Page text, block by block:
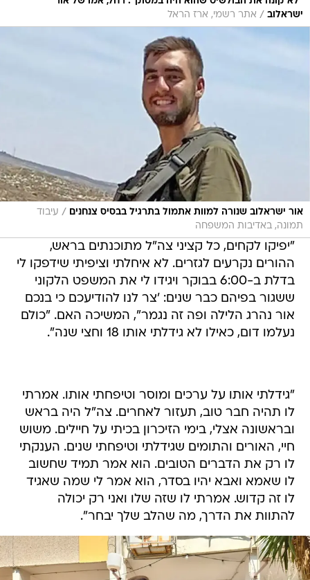
ישראלוב / אתר רשמי, ארז הראל
אור ישראלוב שנורה למוות אתמול בתרגיל בבסיס צנחנים / עיבוד
תמונה, באדיבות המשפחה
"יפיקו לקחים, כל קציני צה"ל מתוכנתים בראש,
ההורים נקרעים לגזרים. לא איחלתי וציפיתי שידפקו לי
בדלת ב-6:00 בבוקר ויגידו לי את המשפט הלקוני
ששגור בפיהם כבר שנים: 'צר לנו להודיעכם כי בנכם
אור נהרג הלילה ופה זה נגמר", המשיכה האם. "כולם
נעלמו דום, כאילו לא גידלתי אותו 18 וחצי שנה".
"גידלתי אותו על ערכים ומוסר וטיפחתי אותו. אמרתי
לו תהיה חבר טוב, תעזור לאחרים. צה"ל היה בראש
ובראשונה אצלי, בימי הזיכרון בכיתי על חיילים. משוש
חיי, האורים והתומים שגידלתי וטיפחתי שנים. הענקתי
לו רק את הדברים הטובים. הוא אמר תמיד שחשוב
לו שאמא ואבא יהיו בסדר, הוא אמר לי שמה שאגיד
לו זה קדוש. אמרתי לו שזה שלו ואני רק יכולה
להתוות את הדרך, מה שהלב שלך יבחר".